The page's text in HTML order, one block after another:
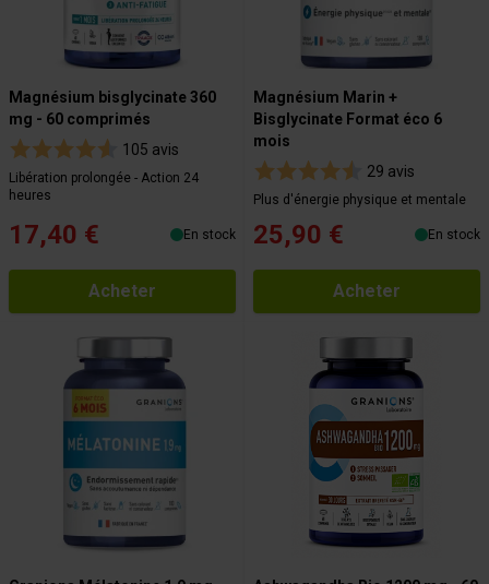
Magnésium bisglycinate 360
mg - 60 comprimés
105 avis
Libération prolongée - Action 24
heures
17,40 € En stock
Acheter
Magnésium Marin +
Bisglycinate Format éco 6
mois
29 avis
Plus d'énergie physique et mentale
25,90 € En stock
Acheter